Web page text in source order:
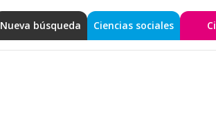
Nueva búsqueda Ciencias sociales